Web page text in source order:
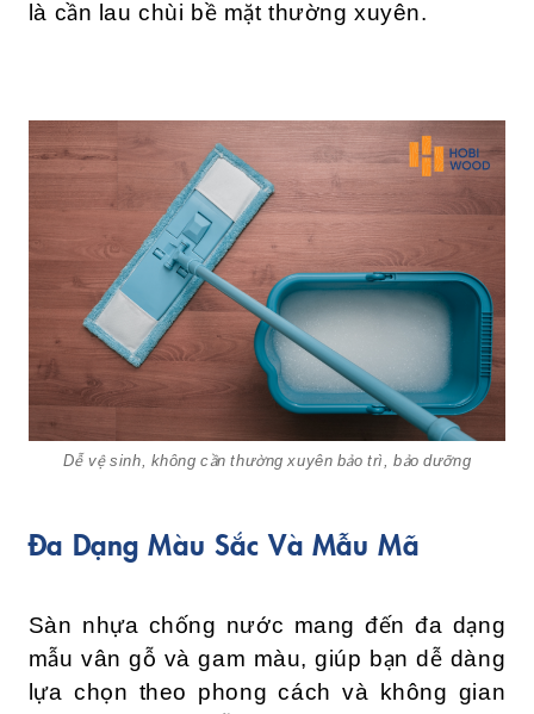
là cần lau chùi bề mặt thường xuyên.
Dễ vệ sinh, không cần thường xuyên bảo trì, bảo dưỡng
Đa Dạng Màu Sắc Và Mẫu Mã
Sàn nhựa chống nước mang đến đa dạng
mẫu vân gỗ và gam màu, giúp bạn dễ dàng
lựa chọn theo phong cách và không gian